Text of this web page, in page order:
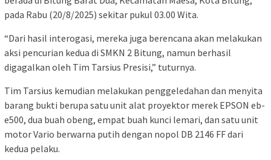
pada Rabu (20/8/2025) sekitar pukul 03.00 Wita.
“Dari hasil interogasi, mereka juga berencana akan melakukan
aksi pencurian kedua di SMKN 2 Bitung, namun berhasil
digagalkan oleh Tim Tarsius Presisi,” tuturnya.
Tim Tarsius kemudian melakukan penggeledahan dan menyita
barang bukti berupa satu unit alat proyektor merek EPSON eb-
e500, dua buah obeng, empat buah kunci lemari, dan satu unit
motor Vario berwarna putih dengan nopol DB 2146 FF dari
kedua pelaku.